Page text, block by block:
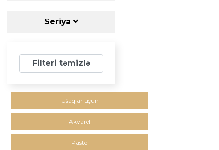
Seriya
Filteri təmizlə
Uşaqlar üçün
Akvarel
Pastel